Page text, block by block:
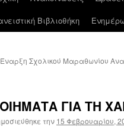
Βιβλιοθήκη
Έναρξη Σχολικού Μαραθωνίου
ΓΙΑ ΤΗ
την 15 Φεβρουαρίου,